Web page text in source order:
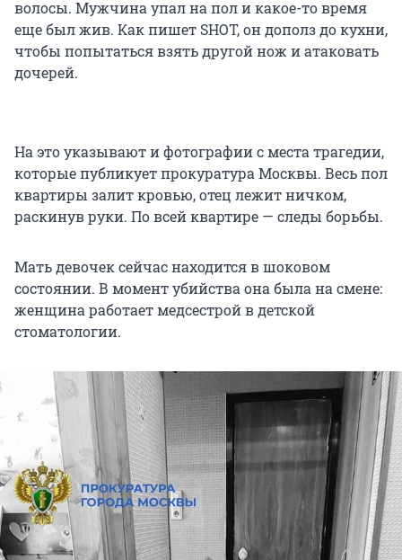
волосы. Мужчина упал на пол и какое-то время
еще был жив. Как пишет SHOT, он дополз до кухни,
чтобы попытаться взять другой нож и атаковать
дочерей.
На это указывают и фотографии с места трагедии,
которые публикует прокуратура Москвы. Весь пол
квартиры залит кровью, отец лежит ничком,
раскинув руки. По всей квартире — следы борьбы.
Мать девочек сейчас находится в шоковом
состоянии. В момент убийства она была на смене:
женщина работает медсестрой в детской
стоматологии.